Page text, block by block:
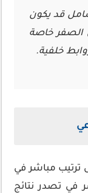
قد يكون
الصفر خاصة
خلفية.
ترتيب مباشر في
في تصدر نتائج